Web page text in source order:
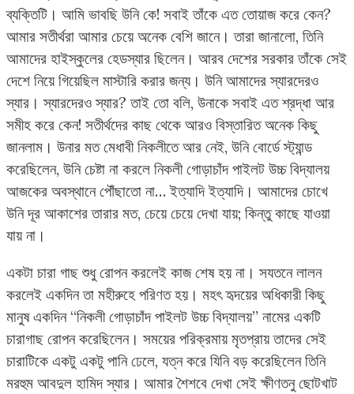
ব্যক্তিটি। আমি ভাবছি উনি কে! সবাই তাঁকে এত তোয়াজ করে কেন?
আমার সতীর্থরা আমার চেয়ে অনেক বেশি জানে। তারা জানালো, তিনি
আমাদের হাইস্কুলের হেডস্যার ছিলেন। আরব দেশের সরকার তাঁকে সেই
দেশে নিয়ে গিয়েছিল মাস্টারি করার জন্য। উনি আমাদের স্যারদেরও
স্যার। স্যারদেরও স্যার? তাই তো বলি, উনাকে সবাই এত শ্রদ্ধা আর
সমীহ করে কেন! সতীর্থদের কাছ থেকে আরও বিস্তারিত অনেক কিছু
জানলাম। উনার মত মেধাবী নিকলীতে আর নেই, উনি বোর্ডে স্ট্যান্ড
করেছিলেন, উনি চেষ্টা না করলে নিকলী গোড়াচাঁদ পাইলট উচ্চ বিদ্যালয়
আজকের অবস্থানে পৌঁছাতো না… ইত্যাদি ইত্যাদি। আমাদের চোখে
উনি দূর আকাশের তারার মত, চেয়ে চেয়ে দেখা যায়; কিন্তু কাছে যাওয়া
যায় না।
একটা চারা গাছ শুধু রোপন করলেই কাজ শেষ হয় না। সযতনে লালন
করলেই একদিন তা মহীরুহে পরিণত হয়। মহৎ হৃদয়ের অধিকারী কিছু
মানুষ একদিন “নিকলী গোড়াচাঁদ পাইলট উচ্চ বিদ্যালয়” নামের একটি
চারাগাছ রোপন করেছিলেন। সময়ের পরিক্রমায় মৃতপ্রায় তাদের সেই
চারাটিকে একটু একটু পানি ঢেলে, যত্ন করে যিনি বড় করেছিলেন তিনি
মরহুম আবদুল হামিদ স্যার। আমার শৈশবে দেখা সেই ক্ষীণতনু ছোটখাট